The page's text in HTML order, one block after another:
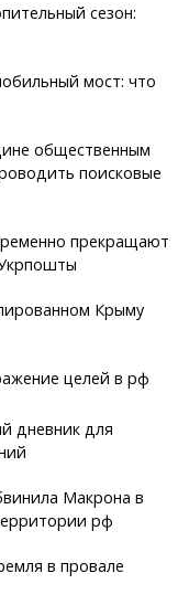
сезон:
мост: что
общественным
поисковые
прекращают
Крыму
целей в рф
дневник для
Макрона в
рф
в провале